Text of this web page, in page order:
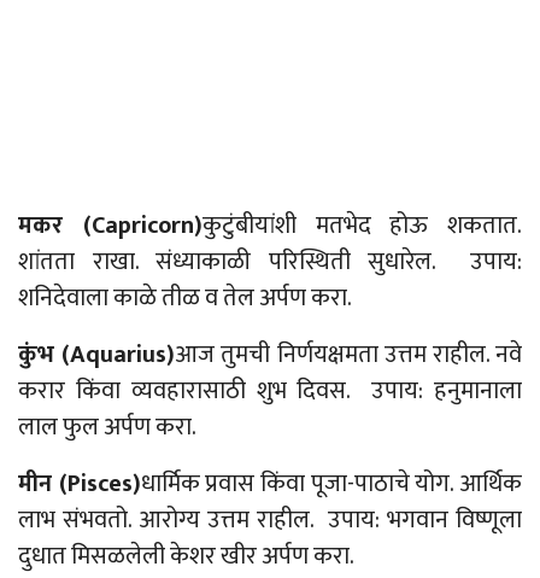
मकर (Capricorn)कुटुंबीयांशी मतभेद होऊ शकतात.
शांतता राखा. संध्याकाळी परिस्थिती सुधारेल. उपाय:
शनिदेवाला काळे तीळ व तेल अर्पण करा.
कुंभ (Aquarius)आज तुमची निर्णयक्षमता उत्तम राहील. नवे
करार किंवा व्यवहारासाठी शुभ दिवस. उपाय: हनुमानाला
लाल फुल अर्पण करा.
मीन (Pisces)धार्मिक प्रवास किंवा पूजा-पाठाचे योग. आर्थिक
लाभ संभवतो. आरोग्य उत्तम राहील. उपाय: भगवान विष्णूला
दुधात मिसळलेली केशर खीर अर्पण करा.